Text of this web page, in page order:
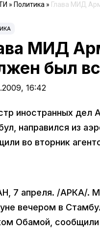
» Политика » Глава МИД
МИД
был
16:42
иностранных дел
направился из
во вторник
7 апреля. /АРКА/.
вечером в
Обамой,